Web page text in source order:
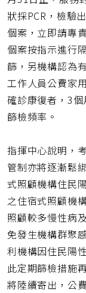
狀採PCR，檢驗
個案，立即請專
個案按指示進行
篩，另機構認為
工作人員公費家
確診康復者，3
篩檢頻率。
指揮中心說明，
管制亦將逐漸鬆
式照顧機構住民
之住宿式照顧機
照顧較多慢性病
免發生機構群聚
利機構因住民陽
此定期篩檢措施
將陸續寄出，公